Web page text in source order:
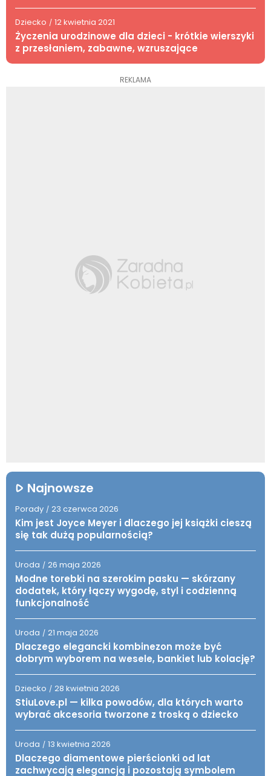
Dziecko / 12 kwietnia 2021
Życzenia urodzinowe dla dzieci - krótkie wierszyki
z przesłaniem, zabawne, wzruszające
REKLAMA
Najnowsze
Porady / 23 czerwca 2026
Kim jest Joyce Meyer i dlaczego jej książki cieszą
się tak dużą popularnością?
Uroda / 26 maja 2026
Modne torebki na szerokim pasku — skórzany
dodatek, który łączy wygodę, styl i codzienną
funkcjonalność
Uroda / 21 maja 2026
Dlaczego elegancki kombinezon może być
dobrym wyborem na wesele, bankiet lub kolację?
Dziecko / 28 kwietnia 2026
StiuLove.pl — kilka powodów, dla których warto
wybrać akcesoria tworzone z troską o dziecko
Uroda / 13 kwietnia 2026
Dlaczego diamentowe pierścionki od lat
zachwycają elegancją i pozostają symbolem